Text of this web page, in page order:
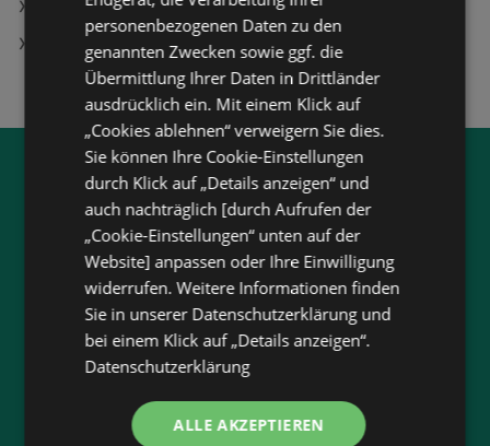
Duracell AA Plus Batterie, 16er Promo Pack
Apotheke Filialen in Langholzfeld
Jetzt unserewogibtswas.at
App runterladen:
Filtere nach Branchen und stöbere in Produkten
und Flugblättern
Plane deinen Einkauf mit unserem Merkzettel
Lasse dich benachrichtigen, wenn es neue
Flugblätter gibt
Neu in der Stadt? Auf unserer Karte findest du
alle Anbieter in deiner Nähe.
personenbezogenen Daten zu den
genannten Zwecken sowie ggf. die
Übermittlung Ihrer Daten in Drittländer
ausdrücklich ein. Mit einem Klick auf
„Cookies ablehnen“ verweigern Sie dies.
Sie können Ihre Cookie-Einstellungen
durch Klick auf „Details anzeigen“ und
auch nachträglich [durch Aufrufen der
„Cookie-Einstellungen“ unten auf der
Website] anpassen oder Ihre Einwilligung
widerrufen. Weitere Informationen finden
Sie in unserer Datenschutzerklärung und
bei einem Klick auf „Details anzeigen“.
Datenschutzerklärung
ALLE AKZEPTIEREN